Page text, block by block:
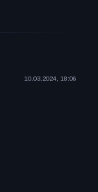
10.03.2024, 18:06